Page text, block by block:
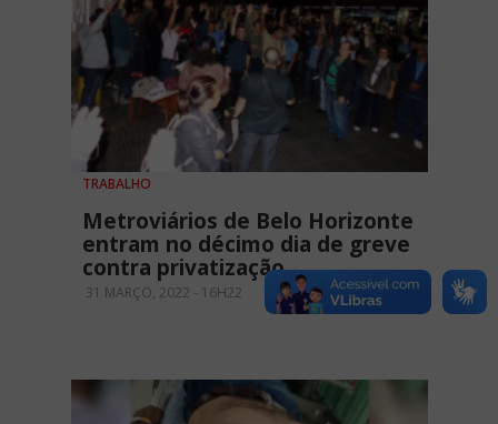
TRABALHO
Metroviários de Belo Horizonte
entram no décimo dia de greve
contra privatização
31 MARÇO, 2022 - 16H22